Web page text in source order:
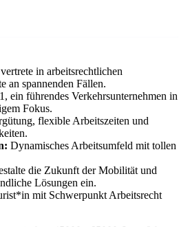
in arbeitsrechtlichen
an spannenden Fällen.
ein führendes Verkehrsunternehmen in
Fokus.
flexible Arbeitszeiten und
Dynamisches Arbeitsumfeld mit tollen
die Zukunft der Mobilität und
Lösungen ein.
mit Schwerpunkt Arbeitsrecht